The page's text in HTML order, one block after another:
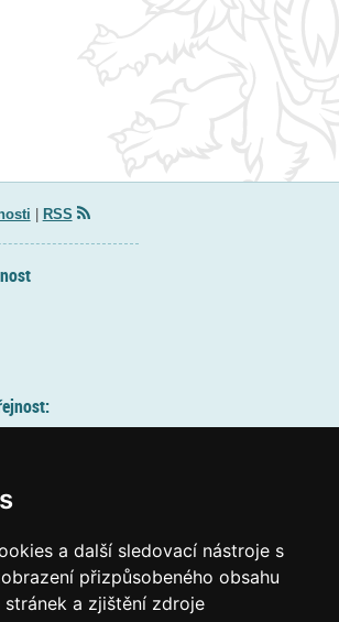
a další sledovací nástroje s
přizpůsobeného obsahu
a zjištění zdroje
RSS